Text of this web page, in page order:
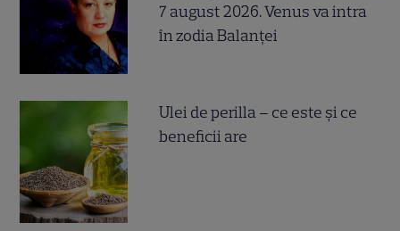
7 august 2026. Venus va intra
în zodia Balanței
Ulei de perilla – ce este și ce
beneficii are